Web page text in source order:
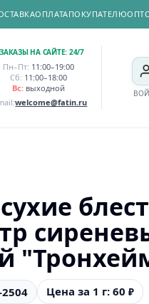
ОПЛАТАПОКУПАТЕЛЮ
ЗАКАЗЫ НА САЙТЕ: 24/7
Пн–Пт: 11:00–19:00
Сб: 11:00–18:00
Вс: выходной
welcome@fatin.ru
Цена за 1 г: 60 ₽